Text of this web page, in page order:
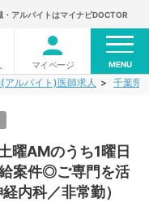
・アルバイトはマイナビDOCTOR
マイページ MENU
アルバイト)医師求人 千葉県
曜AMのうち1曜日
案件◎ご専門を活
内科／非常勤）